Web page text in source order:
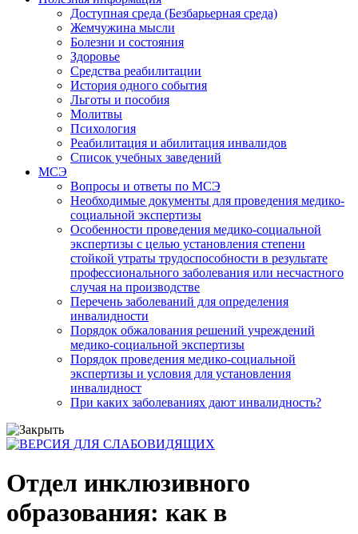
Доступная среда (Безбарьерная среда)
Жемчужина мысли
Болезни и состояния
Здоровье
Средства реабилитации
История одного события
Льготы и пособия
Молитвы
Психология
Реабилитация и абилитация инвалидов
Список учебных заведений
МСЭ
Вопросы и ответы по МСЭ
Необходимые документы для проведения медико-
социальной экспертизы
Особенности проведения медико-социальной
экспертизы с целью установления степени
стойкой утраты трудоспособности в результате
профессионального заболевания или несчастного
случая на производстве
Перечень заболеваний для определения
инвалидности
Порядок обжалования решений учреждений
медико-социальной экспертизы
Порядок проведения медико-социальной
экспертизы и условия для установления
инвалидност
При каких заболеваниях дают инвалидность?
Отдел инклюзивного
образования: как в